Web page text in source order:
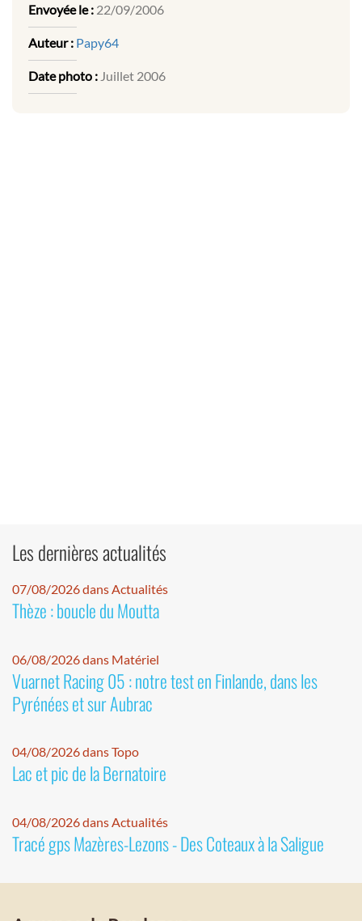
Envoyée le : 22/09/2006
Auteur : Papy64
Date photo : Juillet 2006
Les dernières actualités
07/08/2026 dans Actualités
Thèze : boucle du Moutta
06/08/2026 dans Matériel
Vuarnet Racing 05 : notre test en Finlande, dans les
Pyrénées et sur Aubrac
04/08/2026 dans Topo
Lac et pic de la Bernatoire
04/08/2026 dans Actualités
Tracé gps Mazères-Lezons - Des Coteaux à la Saligue